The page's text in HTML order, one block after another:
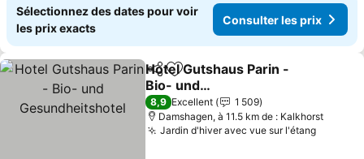
Sélectionnez des dates pour voir
les prix exacts
Consulter les prix
PartagerAjouter à mes favoris
Hotel Gutshaus Parin -
Bio- und
Gesundheitshotel
Consulter les prix
8,9 Excellent
1 509
Damshagen, à 11.5 km de : Kalkhorst
Jardin d'hiver avec vue sur l'étang